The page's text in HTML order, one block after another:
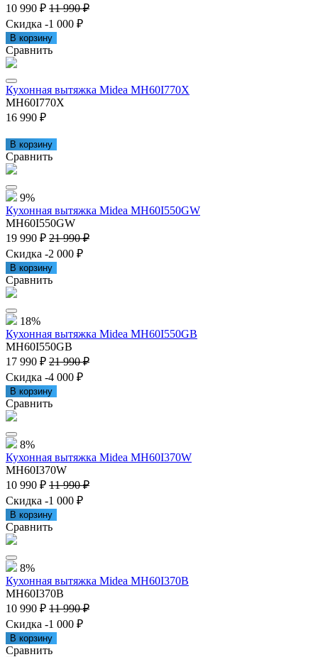
10 990 ₽ 11 990 ₽
Скидка -1 000 ₽
В корзину
Сравнить
Кухонная вытяжка Midea MH60I770X
MH60I770X
16 990 ₽
В корзину
Сравнить
9%
Кухонная вытяжка Midea MH60I550GW
MH60I550GW
19 990 ₽ 21 990 ₽
Скидка -2 000 ₽
В корзину
Сравнить
18%
Кухонная вытяжка Midea MH60I550GB
MH60I550GB
17 990 ₽ 21 990 ₽
Скидка -4 000 ₽
В корзину
Сравнить
8%
Кухонная вытяжка Midea MH60I370W
MH60I370W
10 990 ₽ 11 990 ₽
Скидка -1 000 ₽
В корзину
Сравнить
8%
Кухонная вытяжка Midea MH60I370B
MH60I370B
10 990 ₽ 11 990 ₽
Скидка -1 000 ₽
В корзину
Сравнить